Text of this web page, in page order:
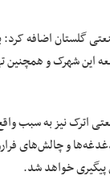
گلستان اضافه کرد:
این شهرک و
اترک نیز به سبب
و چالش‌های
پیگیری خواهد شد.